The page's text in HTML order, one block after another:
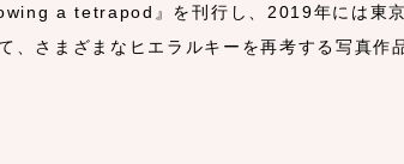
a tetrapod』を刊行し、2019年には東
、さまざまなヒエラルキーを再考する写真作